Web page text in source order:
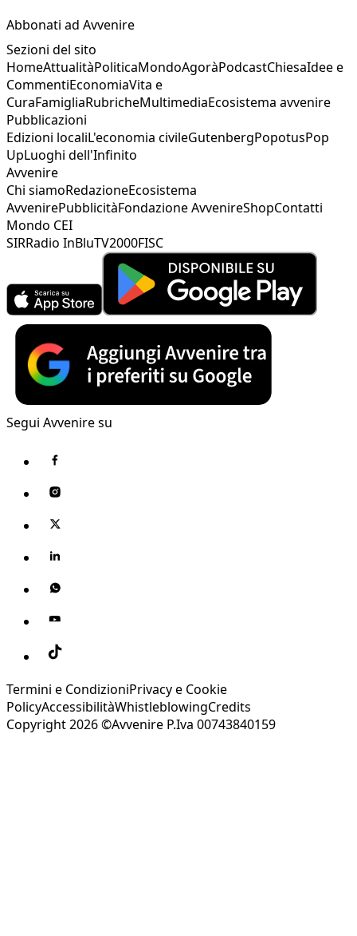
Abbonati ad Avvenire
Sezioni del sito
HomeAttualitàPoliticaMondoAgoràPodcastChiesaIdee e
CommentiEconomiaVita e
CuraFamigliaRubricheMultimediaEcosistema avvenire
Pubblicazioni
Edizioni localiL'economia civileGutenbergPopotusPop
UpLuoghi dell'Infinito
Avvenire
Chi siamoRedazioneEcosistema
AvvenirePubblicitàFondazione AvvenireShopContatti
Mondo CEI
SIRRadio InBluTV2000FISC
Segui Avvenire su
Termini e CondizioniPrivacy e Cookie
PolicyAccessibilitàWhistleblowingCredits
Copyright 2026 ©Avvenire P.Iva 00743840159